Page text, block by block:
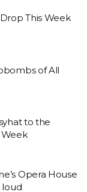
This Week
of All
to the
Week
Opera House
loud